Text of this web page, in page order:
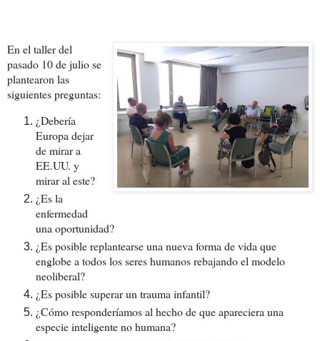
En el taller del
pasado 10 de julio se
plantearon las
siguientes preguntas:
¿Debería
Europa dejar
de mirar a
EE.UU. y
mirar al este?
¿Es la
enfermedad
una oportunidad?
¿Es posible replantearse una nueva forma de vida que
englobe a todos los seres humanos rebajando el modelo
neoliberal?
¿Es posible superar un trauma infantil?
¿Cómo responderíamos al hecho de que apareciera una
especie inteligente no humana?